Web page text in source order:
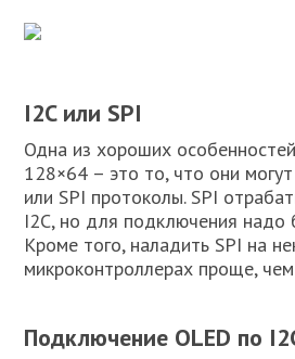
I2C или SPI
Одна из хороших
128×64 – это то, что они
или SPI протоколы. SPI
I2C, но для подключения надо
Кроме того, наладить SPI на
микроконтроллерах проще,
Подключение OLED по